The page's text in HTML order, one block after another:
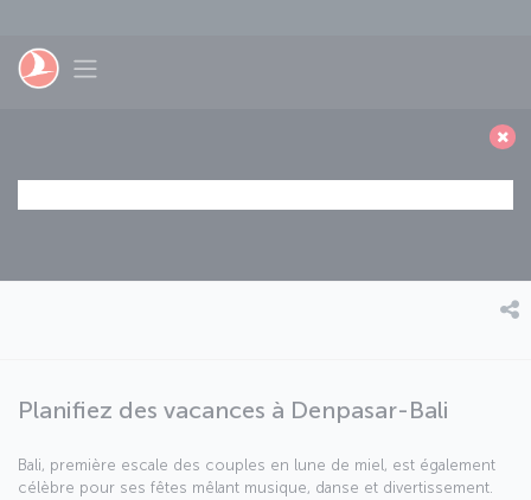
Toggle navigation
Planifiez des vacances à Denpasar-Bali
Bali, première escale des couples en lune de miel, est également
célèbre pour ses fêtes mêlant musique, danse et divertissement.